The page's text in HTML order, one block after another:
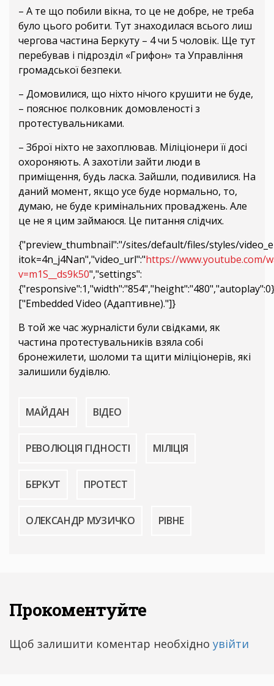
– А те що побили вікна, то це не добре, не треба
було цього робити. Тут знаходилася всього лиш
чергова частина Беркуту – 4 чи 5 чоловік. Ще тут
перебував і підрозділ «Грифон» та Управління
громадської безпеки.
– Домовилися, що ніхто нічого крушити не буде,
– пояснює полковник домовленості з
протестувальниками.
– Зброї ніхто не захоплював. Міліціонери її досі
охороняють. А захотіли зайти люди в
приміщення, будь ласка. Зайшли, подивилися. На
даний момент, якщо усе буде нормально, то,
думаю, не буде кримінальних проваджень. Але
це не я цим займаюся. Це питання слідчих.
{"preview_thumbnail":"/sites/default/files/styles/
itok=4n_j4Nan","video_url":"https://www.youtube.com/
v=m1S__ds9k50","settings":
["Embedded Video (Адаптивне)."]}
В той же час журналісти були свідками, як
частина протестувальників взяла собі
бронежилети, шоломи та щити міліціонерів, які
залишили будівлю.
МАЙДАН ВІДЕО
РЕВОЛЮЦІЯ ГІДНОСТІ МІЛІЦІЯ
БЕРКУТ ПРОТЕСТ
ОЛЕКСАНДР МУЗИЧКО РІВНЕ
Прокоментуйте
Щоб залишити коментар необхідно увійти